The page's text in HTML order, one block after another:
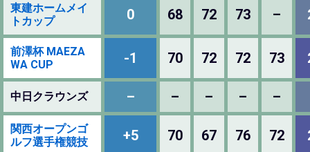
東建ホームメイ
トカップ
0 68 72 73 –
前澤杯 MAEZA
WA CUP
-1 70 72 72 73
中日クラウンズ – – – – –
関西オープンゴ
ルフ選手権競技
+5 70 67 76 72